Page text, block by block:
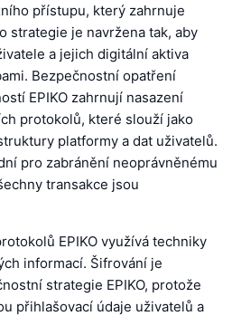
přístupu, který zahrnuje
strategie je navržena tak, aby
a jejich digitální aktiva
Bezpečnostní opatření
EPIKO zahrnují nasazení
protokolů, které slouží jako
platformy a dat uživatelů.
pro zabránění neoprávněnému
transakce jsou
EPIKO využívá techniky
informací. Šifrování je
strategie EPIKO, protože
přihlašovací údaje uživatelů a